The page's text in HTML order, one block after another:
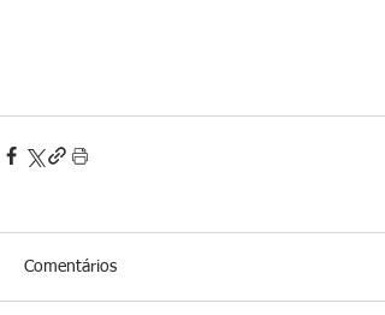
Comentários